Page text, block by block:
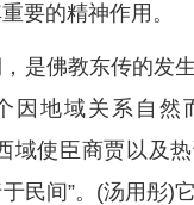
要的精神作用。
是佛教东传的发
因地域关系自然
域使臣商贾以及
民间”。(汤用彤)